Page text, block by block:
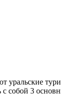
с собой 3